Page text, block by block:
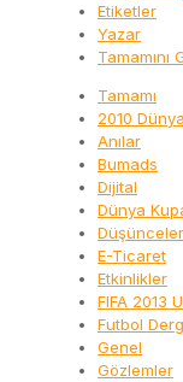
Etiketler
Yazar
Tamamını
Tamamı
2010
Anılar
Bumads
Dijital
Dünya
Düşünceler
E-Ticaret
Etkinlikler
FIFA 2013
Futbol
Genel
Gözlemler